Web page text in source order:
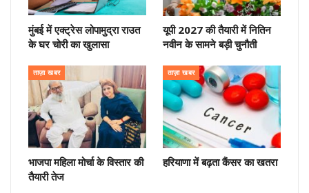
मुंबई में एक्ट्रेस लोपामुद्रा राउत
के घर चोरी का खुलासा
यूपी 2027 की तैयारी में नितिन
नवीन के सामने बड़ी चुनौती
ताज़ा खबर
भाजपा महिला मोर्चा के विस्तार की
तैयारी तेज
ताज़ा खबर
हरियाणा में बढ़ता कैंसर का खतरा